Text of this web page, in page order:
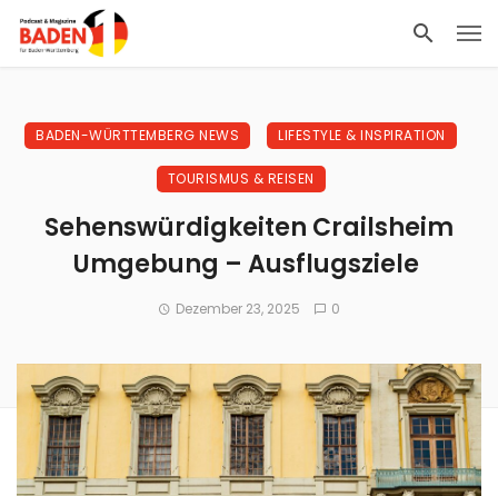
BADEN-WÜRTTEMBERG NEWS LIFESTYLE & INSPIRATION
TOURISMUS & REISEN
Sehenswürdigkeiten Crailsheim
Umgebung – Ausflugsziele
Dezember 23, 2025 0